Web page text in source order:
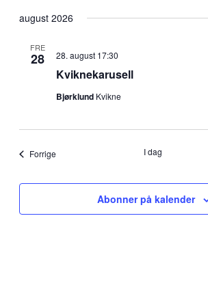
dato.
august 2026
FRE
28
Kviknekarusell
28. august 17:30
Bjørklund Kvikne
ForrigeArrangementer I dag
Abonner på kalender